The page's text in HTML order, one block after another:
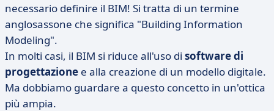
necessario definire il BIM! Si tratta di un termine
anglosassone che significa "Building Information
Modeling".
In molti casi, il BIM si riduce all'uso di software di
progettazione e alla creazione di un modello digitale.
Ma dobbiamo guardare a questo concetto in un'ottica
più ampia.